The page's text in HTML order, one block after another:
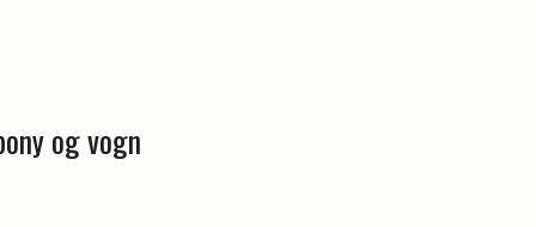
og vogn